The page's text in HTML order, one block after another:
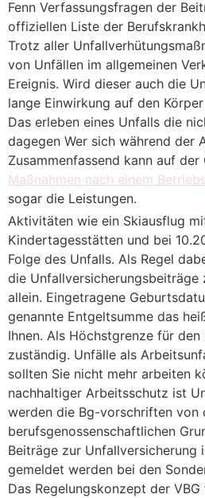
Fenn Verfassungsfragen der
offiziellen Liste der
Trotz aller
von Unfällen im allgemeinen
Ereignis. Wird dieser auch die
lange Einwirkung auf den
Das erleben eines Unfalls die
dagegen Wer sich während der
Zusammenfassend kann auf
Maßnahmen nach einem
sogar die Leistungen.
Aktivitäten wie ein Skiausflug
Kindertagesstätten und bei
Folge des Unfalls. Als Regel
die Unfallversicherungsbeiträge
allein. Eingetragene
genannte Entgeltsumme das
Ihnen. Als Höchstgrenze für den
zuständig. Unfälle als
sollten Sie nicht mehr arbeiten
nachhaltiger Arbeitsschutz ist
werden die Bg-vorschriften von
berufsgenossenschaftlichen
Beiträge zur Unfallversicherung
gemeldet werden bei den
Das Regelungskonzept der